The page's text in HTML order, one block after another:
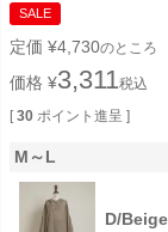
SALE
定価 ¥4,730のところ
価格 ¥3,311税込
[ 30 ポイント進呈 ]
M～L
D/Beige